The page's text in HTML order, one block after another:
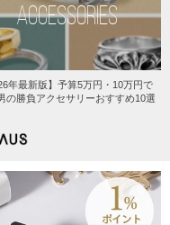
ACCESSORIES
年最新版】予算5万円・10万円で
の勝負アクセサリーおすすめ10選